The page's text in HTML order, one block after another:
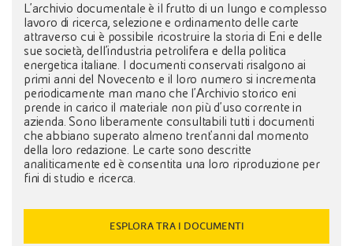
L'archivio documentale è il frutto di un lungo e complesso
lavoro di ricerca, selezione e ordinamento delle carte
attraverso cui è possibile ricostruire la storia di Eni e delle
sue società, dell'industria petrolifera e della politica
energetica italiane. I documenti conservati risalgono ai
primi anni del Novecento e il loro numero si incrementa
periodicamente man mano che l'Archivio storico eni
prende in carico il materiale non più d'uso corrente in
azienda. Sono liberamente consultabili tutti i documenti
che abbiano superato almeno trent'anni dal momento
della loro redazione. Le carte sono descritte
analiticamente ed è consentita una loro riproduzione per
fini di studio e ricerca.
ESPLORA TRA I DOCUMENTI